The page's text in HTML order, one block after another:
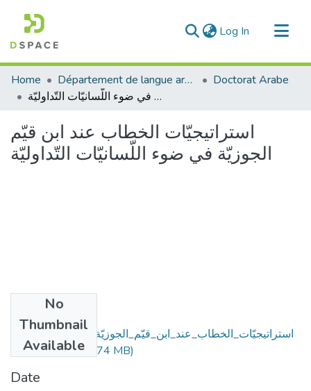
Log In (current)
Communities & Collections
All of DSpace
Home Département de langue arabe
Doctorat Arabe
استراتيجيّات الخطاب عند ابن قيّم الجوزيّة في ضوء اللّسانيّات التّداوليّة
استراتيجيّات الخطاب عند ابن قيّم
الجوزيّة في ضوء اللّسانيّات التّداوليّة
No
Thumbnail
Available
استراتيجيّات_الخطاب_عند_ابن_قيّم_الجوزيّة_في_ضوء_اللّسانيّا
ت_التّداوليّة.pdf(5.74 MB)
Date